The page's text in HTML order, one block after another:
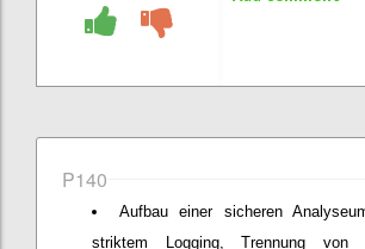
P140
Aufbau einer sicheren
striktem Logging, Trennung von